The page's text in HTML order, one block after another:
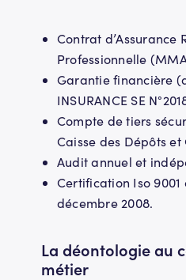
Contrat d’Assurance
Professionnelle
Garantie financière
INSURANCE SE
Compte de tiers
Caisse des Dépôts
Audit annuel et
Certification Iso 9001
décembre 2008.
La déontologie au
métier